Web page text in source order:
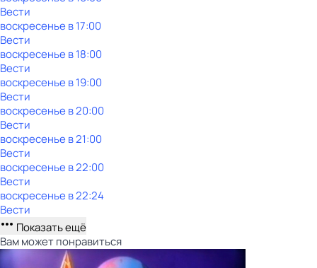
Вести
воскресенье в17:00
Вести
воскресенье в18:00
Вести
воскресенье в19:00
Вести
воскресенье в20:00
Вести
воскресенье в21:00
Вести
воскресенье в22:00
Вести
воскресенье в22:24
Вести
Показать ещё
Вам может понравиться